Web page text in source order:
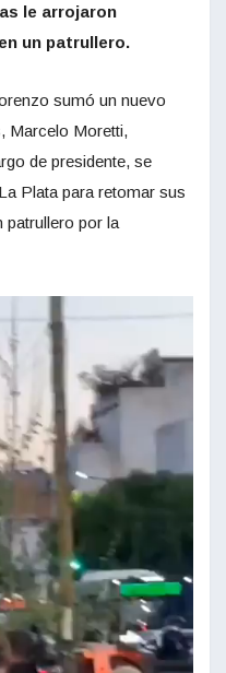
le arrojaron
un patrullero.
sumó un nuevo
Marcelo Moretti,
de presidente, se
Plata para retomar sus
patrullero por la